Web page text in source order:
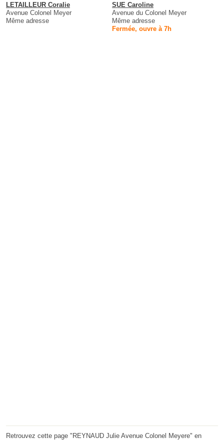
LETAILLEUR Coralie
Avenue Colonel Meyer
Même adresse
SUE Caroline
Avenue du Colonel Meyer
Même adresse
Fermée, ouvre à 7h
Retrouvez cette page "REYNAUD Julie Avenue Colonel Meyere" en